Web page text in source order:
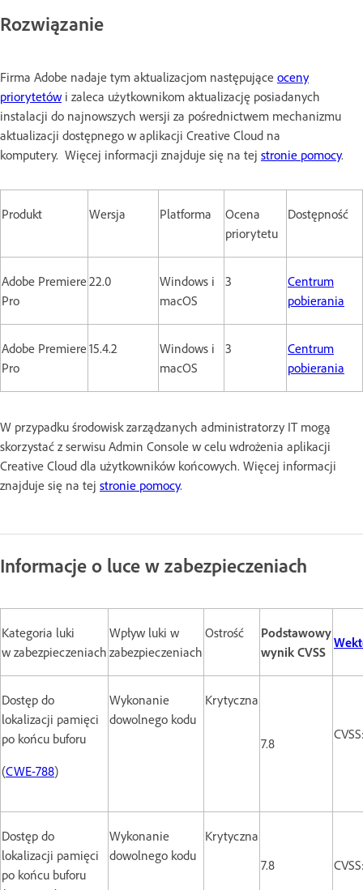
Rozwiązanie
Firma Adobe nadaje tym aktualizacjom następujące oceny
priorytetów i zaleca użytkownikom aktualizację posiadanych
instalacji do najnowszych wersji za pośrednictwem mechanizmu
aktualizacji dostępnego w aplikacji Creative Cloud na
komputery. Więcej informacji znajduje się na tej stronie pomocy.
Produkt Wersja Platforma
Ocena
priorytetu
Dostępność
Adobe Premiere
Pro
22.0
Windows i
macOS
3
Centrum
pobierania
Adobe Premiere
Pro
15.4.2
Windows i
macOS
3
Centrum
pobierania
W przypadku środowisk zarządzanych administratorzy IT mogą
skorzystać z serwisu Admin Console w celu wdrożenia aplikacji
Creative Cloud dla użytkowników końcowych. Więcej informacji
znajduje się na tej stronie pomocy.
Informacje o luce w zabezpieczeniach
Kategoria luki
w zabezpieczeniach
Wpływ luki w
zabezpieczeniach
Ostrość
Podstawowy
wynik CVSS
Dostęp do
lokalizacji pamięci
po końcu buforu
(CWE-788)
Wykonanie
dowolnego kodu
Krytyczna
7.8
Dostęp do
lokalizacji pamięci
po końcu buforu
Wykonanie
dowolnego kodu
Krytyczna
7.8